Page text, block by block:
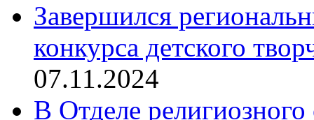
Завершился
конкурса детского
07.11.2024
В Отделе религиозного